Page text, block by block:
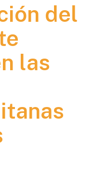
del
las